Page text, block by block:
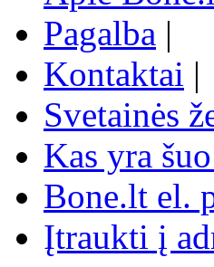
Pagalba |
Kontaktai |
Svetainės
Kas yra
Bone.lt el.
Įtraukti į